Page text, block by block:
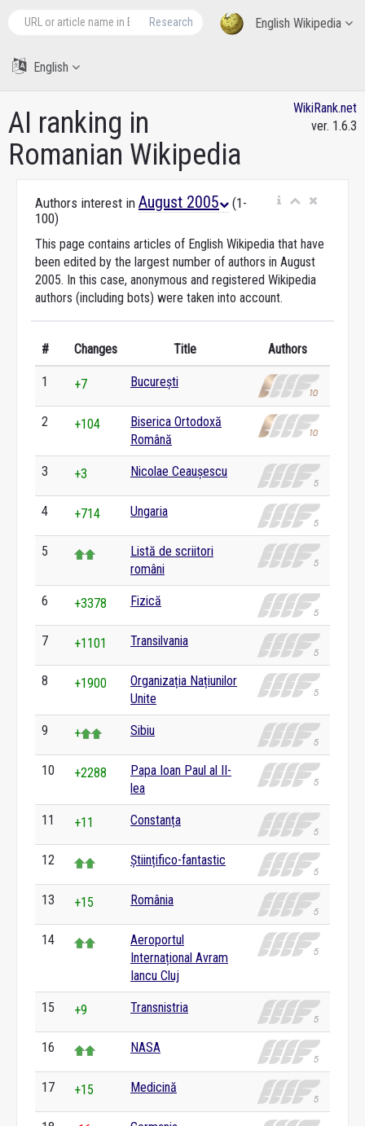
English Wikipedia
Research
English
AI ranking in
Romanian Wikipedia
WikiRank.net
ver. 1.6.3
Authors interest in August 2005
(1-
100)
This page contains articles of English Wikipedia that have
been edited by the largest number of authors in August
2005. In this case, anonymous and registered Wikipedia
authors (including bots) were taken into account.
# Changes Title Authors
1 +7 București
2 +104
Biserica Ortodoxă
Română
3 +3 Nicolae Ceaușescu
4 +714 Ungaria
5
Listă de scriitori
români
6 +3378 Fizică
7 +1101 Transilvania
8 +1900
Organizația Națiunilor
Unite
9 + Sibiu
10 +2288
Papa Ioan Paul al II-
lea
11 +11 Constanța
12 Științifico-fantastic
13 +15 România
14
Aeroportul
Internațional Avram
Iancu Cluj
15 +9 Transnistria
16 NASA
17 +15 Medicină